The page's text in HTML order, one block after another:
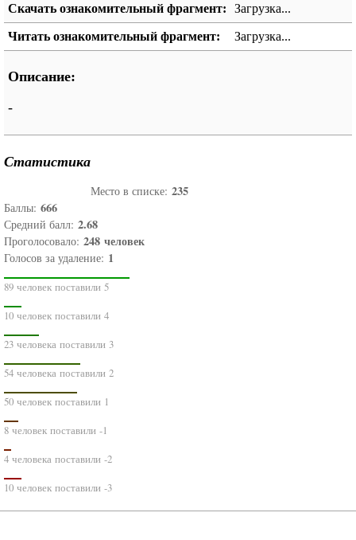
Скачать ознакомительный фрагмент: Загрузка...
Читать ознакомительный фрагмент: Загрузка...
Описание:
-
Статистика
Место в списке: 235
Баллы: 666
Средний балл: 2.68
Проголосовало: 248 человек
Голосов за удаление: 1
89 человек поставили 5
10 человек поставили 4
23 человека поставили 3
54 человека поставили 2
50 человек поставили 1
8 человек поставили -1
4 человека поставили -2
10 человек поставили -3